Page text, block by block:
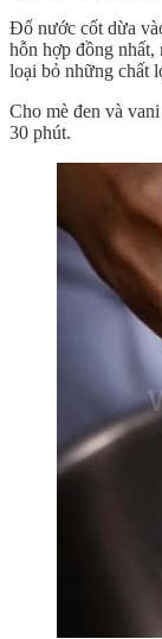
Đổ nước cốt dừa
hỗn hợp đồng
loại bỏ những chất
Cho mè đen và
30 phút.